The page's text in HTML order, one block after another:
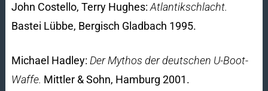
John Costello, Terry Hughes: Atlantikschlacht.
Bastei Lübbe, Bergisch Gladbach 1995.
Michael Hadley: Der Mythos der deutschen U-Boot-
Waffe. Mittler & Sohn, Hamburg 2001.